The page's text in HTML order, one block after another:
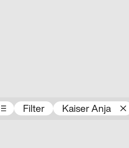
Preisträger:innen
Filter Kaiser Anja